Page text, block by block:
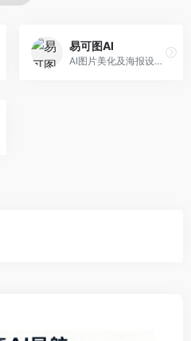
易可图AI
AI图片美化及海报设计平台，专注于电商视觉设计。面向电商卖家，提供图片美化、海报设计、营销素材等服务，设计效率高。